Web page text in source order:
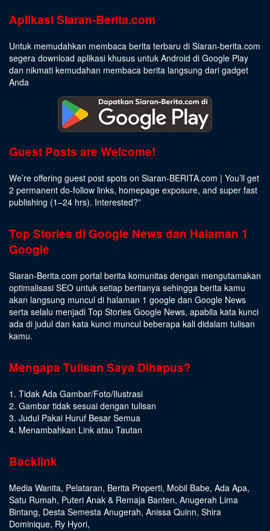
Aplikasi Siaran-Berita.com
Untuk memudahkan membaca berita terbaru di Siaran-berita.com
segera download aplikasi khusus untuk Android di Google Play
dan nikmati kemudahan membaca berita langsung dari gadget
Anda
Guest Posts are Welcome!
We’re offering guest post spots on Siaran-BERITA.com | You’ll get
2 permanent do-follow links, homepage exposure, and super fast
publishing (1–24 hrs). Interested?”
Top Stories di Google News dan Halaman 1
Google
Siaran-Berita.com portal berita komunitas dengan mengutamakan
optimalisasi SEO untuk setiap beritanya sehingga berita kamu
akan langsung muncul di halaman 1 google dan Google News
serta selalu menjadi Top Stories Google News, apabila kata kunci
ada di judul dan kata kunci muncul beberapa kali didalam tulisan
kamu.
Mengapa Tulisan Saya Dihapus?
1. Tidak Ada Gambar/Foto/Ilustrasi
2. Gambar tidak sesuai dengan tulisan
3. Judul Pakai Huruf Besar Semua
4. Menambahkan Link atau Tautan
Backlink
Media Wanita, Pelataran, Berita Properti, Mobil Babe, Ada Apa,
Satu Rumah, Puteri Anak & Remaja Banten, Anugerah Lima
Bintang, Desta Semesta Anugerah, Anissa Quinn, Shira
Dominique, Ry Hyori,